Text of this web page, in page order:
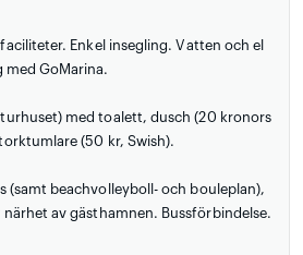
Enkel insegling. Vatten och el
GoMarina.
med toalett, dusch (20 kronors
(50 kr, Swish).
(samt beachvolleyboll- och bouleplan),
närhet av gästhamnen. Bussförbindelse.